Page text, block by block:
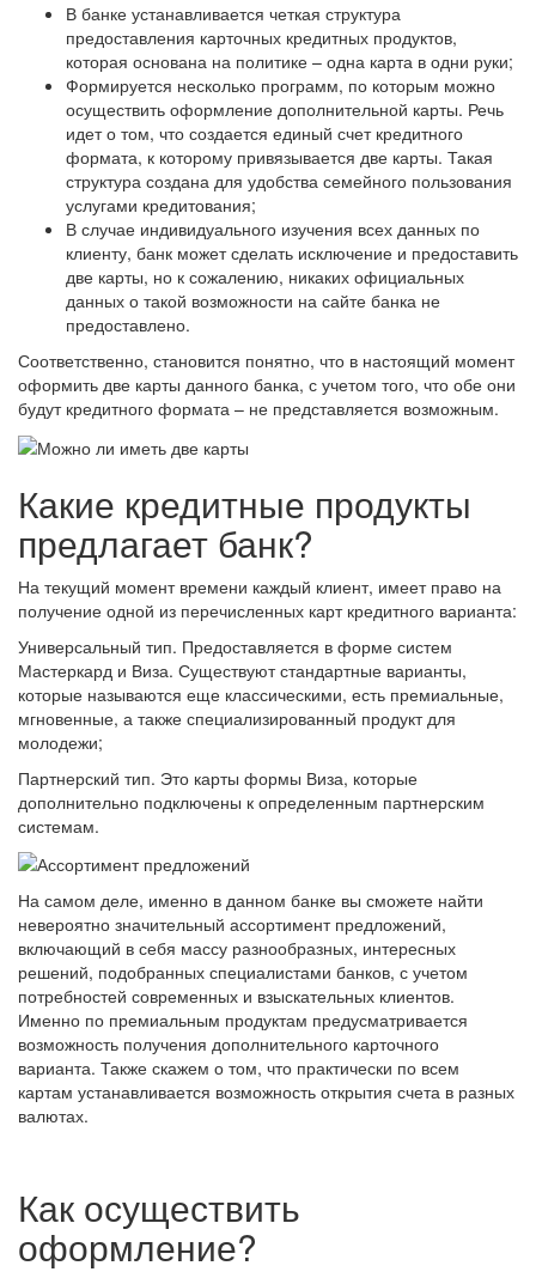
В банке устанавливается четкая структура
предоставления карточных кредитных продуктов,
которая основана на политике – одна карта в одни руки;
Формируется несколько программ, по которым можно
осуществить оформление дополнительной карты. Речь
идет о том, что создается единый счет кредитного
формата, к которому привязывается две карты. Такая
структура создана для удобства семейного пользования
услугами кредитования;
В случае индивидуального изучения всех данных по
клиенту, банк может сделать исключение и предоставить
две карты, но к сожалению, никаких официальных
данных о такой возможности на сайте банка не
предоставлено.
Соответственно, становится понятно, что в настоящий момент
оформить две карты данного банка, с учетом того, что обе они
будут кредитного формата – не представляется возможным.
Какие кредитные продукты
предлагает банк?
На текущий момент времени каждый клиент, имеет право на
получение одной из перечисленных карт кредитного варианта:
Универсальный тип. Предоставляется в форме систем
Мастеркард и Виза. Существуют стандартные варианты,
которые называются еще классическими, есть премиальные,
мгновенные, а также специализированный продукт для
молодежи;
Партнерский тип. Это карты формы Виза, которые
дополнительно подключены к определенным партнерским
системам.
На самом деле, именно в данном банке вы сможете найти
невероятно значительный ассортимент предложений,
включающий в себя массу разнообразных, интересных
решений, подобранных специалистами банков, с учетом
потребностей современных и взыскательных клиентов.
Именно по премиальным продуктам предусматривается
возможность получения дополнительного карточного
варианта. Также скажем о том, что практически по всем
картам устанавливается возможность открытия счета в разных
валютах.
Как осуществить
оформление?